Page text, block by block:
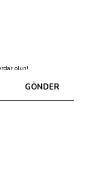
olun!
GÖNDER